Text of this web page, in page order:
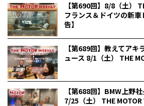
【第690回】8/8（土）
フランス＆ドイツの新
告】
【第689回】教えてア
ュース 8/1（土） THE
【第688回】BMW上野
7/25（土） THE MOTOR